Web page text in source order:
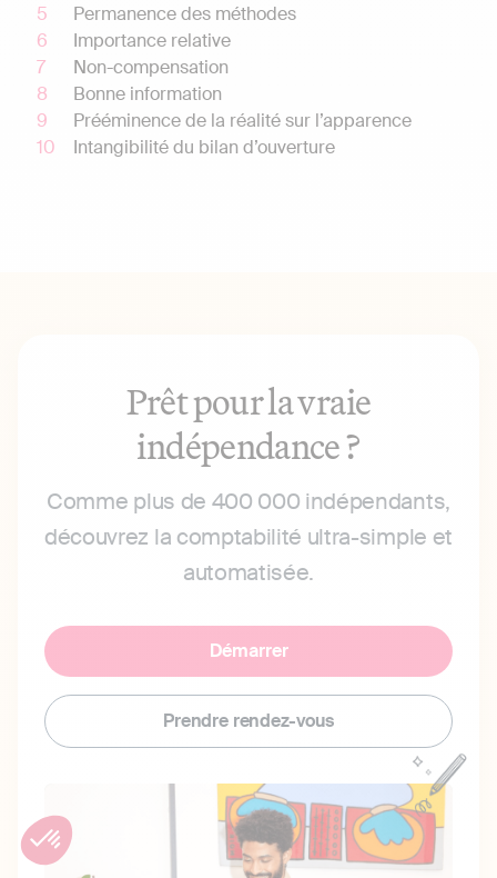
Permanence des méthodes
Importance relative
Non-compensation
Bonne information
Prééminence de la réalité sur l’apparence
Intangibilité du bilan d’ouverture
Prêt pour la vraie
indépendance ?
Comme plus de 400 000 indépendants,
découvrez la comptabilité ultra-simple et
automatisée.
Démarrer
Prendre rendez-vous